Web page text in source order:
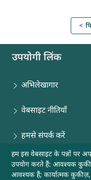
हम इस वेबसाइट के पन्नों पर
उपयोग करते हैं: आवश्यक
आवश्यक हैं; कार्यात्मक
<
उपयोगी लिंक
अभिलेखागार
वेबसाइट नीतियाँ
हमसे संपर्क करें
साइटमैप